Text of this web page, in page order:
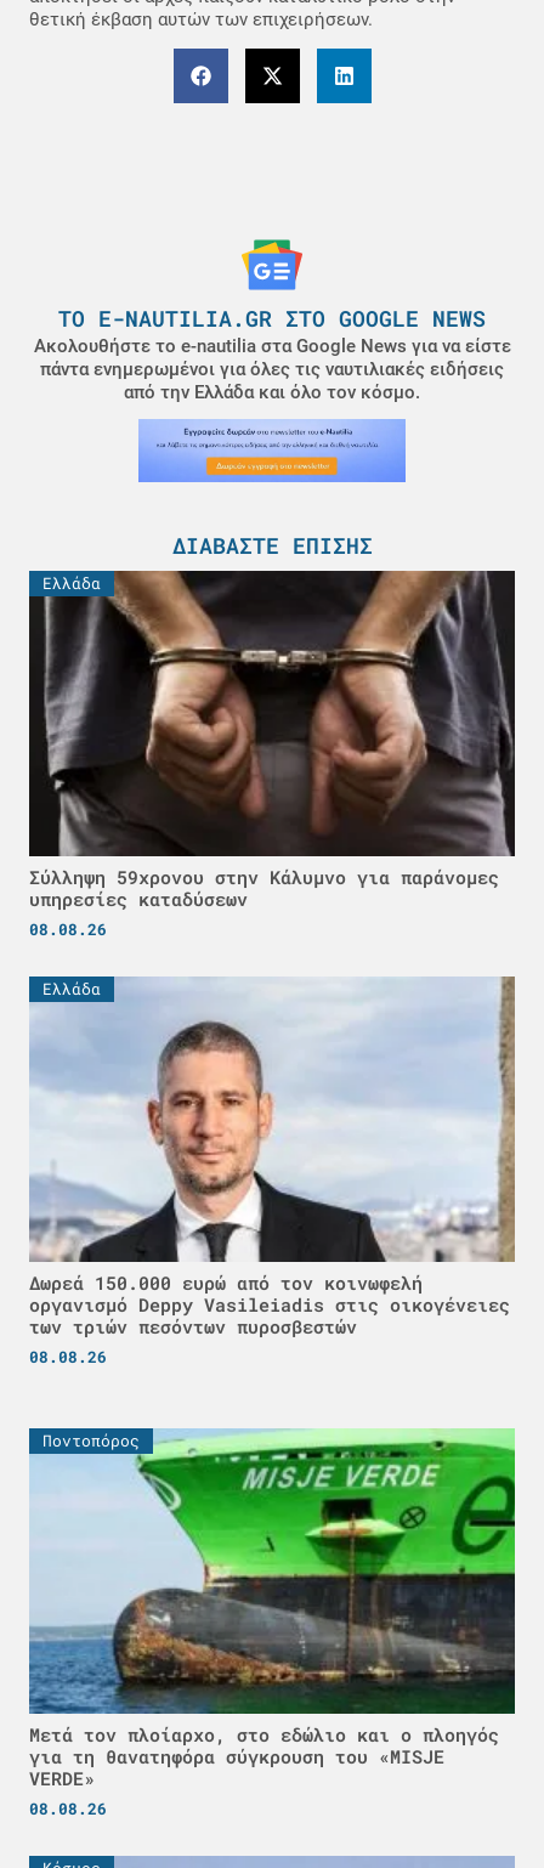
θετική έκβαση αυτών των επιχειρήσεων.
ΤΟ E-NAUTILIA.GR ΣΤΟ GOOGLE NEWS
Ακολουθήστε το e-nautilia στα Google News για να είστε
πάντα ενημερωμένοι για όλες τις ναυτιλιακές ειδήσεις
από την Ελλάδα και όλο τον κόσμο.
ΔΙΑΒΆΣΤΕ ΕΠΊΣΗΣ
Ελλάδα
Σύλληψη 59χρονου στην Κάλυμνο για παράνομες
υπηρεσίες καταδύσεων
08.08.26
Ελλάδα
Δωρεά 150.000 ευρώ από τον κοινωφελή
οργανισμό Deppy Vasileiadis στις οικογένειες
των τριών πεσόντων πυροσβεστών
08.08.26
Ποντοπόρος
Μετά τον πλοίαρχο, στο εδώλιο και ο πλοηγός
για τη θανατηφόρα σύγκρουση του «MISJE
VERDE»
08.08.26